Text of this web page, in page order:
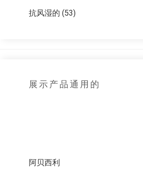
抗风湿的 (53)
展示产品通用的
阿贝西利